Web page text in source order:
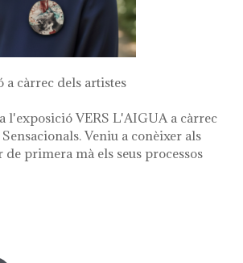
càrrec dels artistes
l'exposició VERS L'AIGUA a càrrec
Veniu a conèixer als
primera mà els seus processos